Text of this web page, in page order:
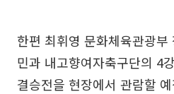
한편 최휘영 문화체육관광부
민과 내고향여자축구단의 4
결승전을 현장에서 관람할